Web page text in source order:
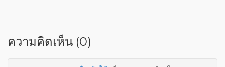
ความคิดเห็น (0)